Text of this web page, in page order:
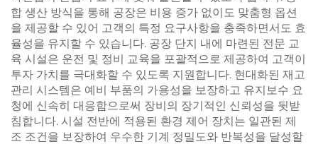
합 생산 방식을 통해 공장은 비용 증가 없이도 맞춤형 옵션
을 제공할 수 있어 고객의 특정 요구사항을 충족하면서도 효
율성을 유지할 수 있습니다. 공장 단지 내에 마련된 전문 교
육 시설은 운전 및 정비 교육을 포괄적으로 제공하여 고객이
투자 가치를 극대화할 수 있도록 지원합니다. 현대화된 재고
관리 시스템은 예비 부품의 가용성을 보장하고 유지보수 요
청에 신속히 대응함으로써 장비의 장기적인 신뢰성을 뒷받
침합니다. 시설 전반에 적용된 환경 제어 장치는 일관된 제
조 조건을 보장하여 우수한 기계 정밀도와 반복성을 달성할